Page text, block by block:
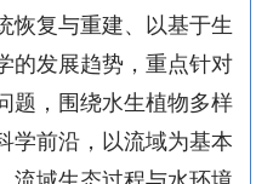
恢复与重建、以基于生
的发展趋势，重点针对
题，围绕水生植物多样
学前沿，以流域为基本